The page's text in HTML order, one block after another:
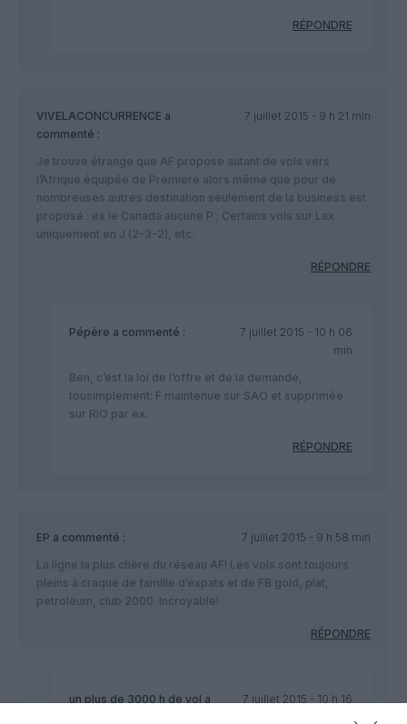
RÉPONDRE
VIVELACONCURRENCE a
commenté :
7 juillet 2015 - 9 h 21 min
Je trouve étrange que AF propose autant de vols vers
l’Afrique équipée de Premiere alors même que pour de
nombreuses autres destination seulement de la business est
proposé : ex le Canada aucune P ; Certains vols sur Lax
uniquement en J (2-3-2), etc.
RÉPONDRE
Pépère a commenté :
7 juillet 2015 - 10 h 06
min
Ben, c’est la loi de l’offre et de la demande,
tousimplement: F maintenue sur SAO et supprimée
sur RIO par ex.
RÉPONDRE
EP a commenté :
7 juillet 2015 - 9 h 58 min
La ligne la plus chère du réseau AF! Les vols sont toujours
pleins à craqué de famille d’expats et de FB gold, plat,
petroleum, club 2000. Incroyable!
RÉPONDRE
un plus de 3000 h de vol a
7 juillet 2015 - 10 h 16